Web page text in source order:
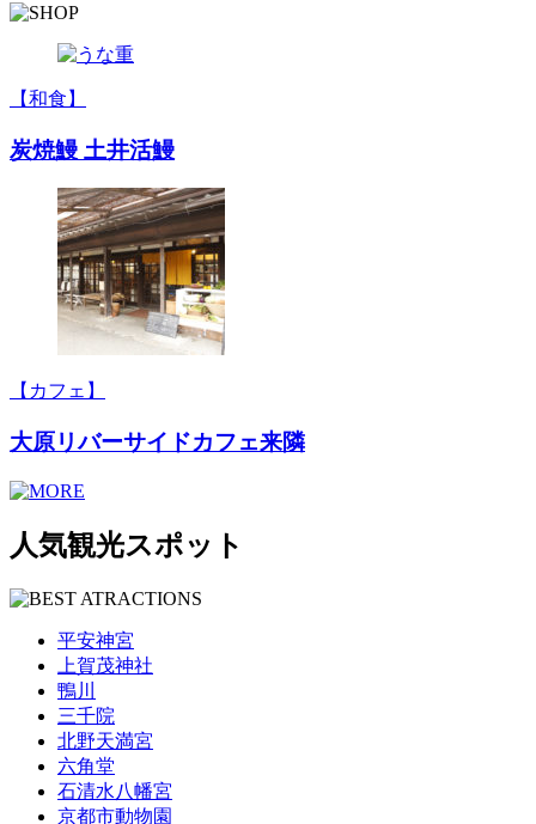
【和食】
炭焼鰻 土井活鰻
【カフェ】
大原リバーサイドカフェ来隣
人気観光スポット
平安神宮
上賀茂神社
鴨川
三千院
北野天満宮
六角堂
石清水八幡宮
京都市動物園